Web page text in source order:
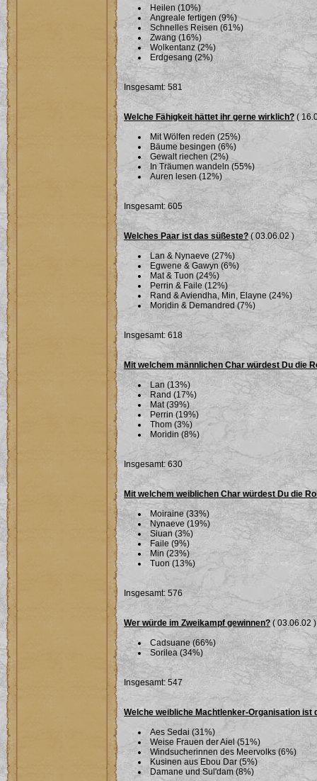
Heilen (10%)
Angreale fertigen (9%)
Schnelles Reisen (61%)
Zwang (16%)
Wolkentanz (2%)
Erdgesang (2%)
Insgesamt: 581
Welche Fähigkeit hättet ihr gerne wirklich? (
Mit Wölfen reden (25%)
Bäume besingen (6%)
Gewalt riechen (2%)
In Träumen wandeln (55%)
Auren lesen (12%)
Insgesamt: 605
Welches Paar ist das süßeste?( 03.06.02 )
Lan & Nynaeve (27%)
Egwene & Gawyn (6%)
Mat & Tuon (24%)
Perrin & Faile (12%)
Rand & Aviendha, Min, Elayne (24%)
Moridin & Demandred (7%)
Insgesamt: 618
Mit welchem männlichen Char würdest Du die
Lan (13%)
Rand (17%)
Mat (39%)
Perrin (19%)
Thom (3%)
Moridin (8%)
Insgesamt: 630
Mit welchem weiblichen Char würdest Du die
Moiraine (33%)
Nynaeve (19%)
Siuan (3%)
Faile (9%)
Min (23%)
Tuon (13%)
Insgesamt: 576
Wer würde im Zweikampf gewinnen? ( 03.06.02 )
Cadsuane (66%)
Sorilea (34%)
Insgesamt: 547
Welche weibliche Machtlenker-Organisation ist
Aes Sedai (31%)
Weise Frauen der Aiel (51%)
Windsucherinnen des Meervolks (6%)
Kusinen aus Ebou Dar (5%)
Damane und Sul'dam (8%)